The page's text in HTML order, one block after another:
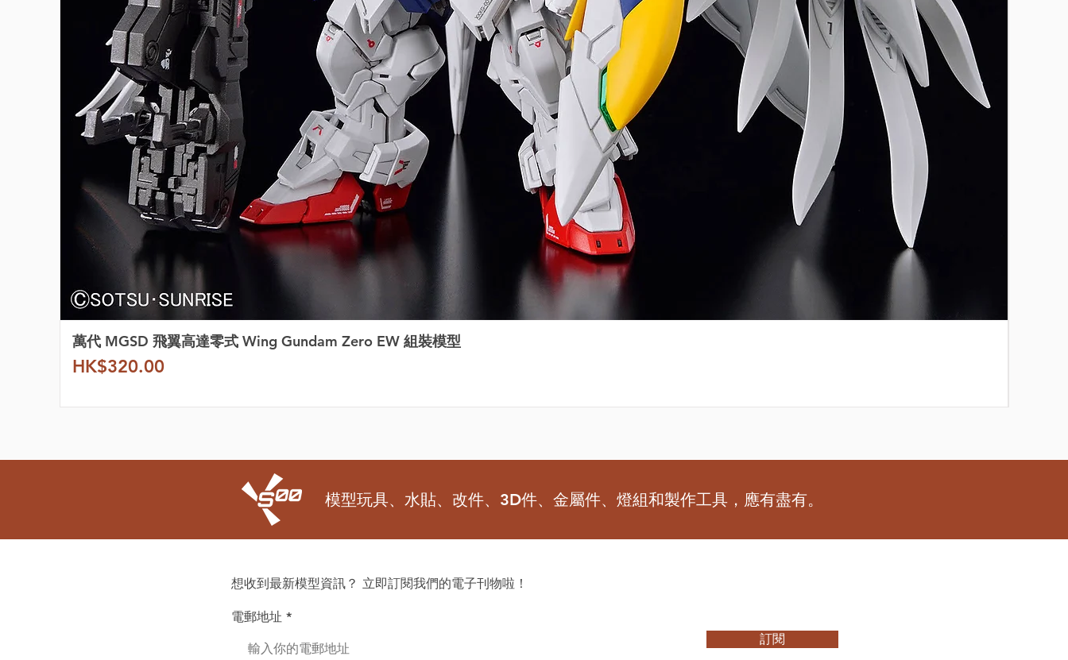
萬代 MGSD 飛翼高達零式 Wing Gundam Zero EW 組裝模型
價格
HK$320.00
模型玩具、水貼、改件、3D件、金屬件、燈組和製作工具，應有盡有。
想收到最新模型資訊？ 立即訂閱我們的電子刊物啦！
電郵地址
訂閱